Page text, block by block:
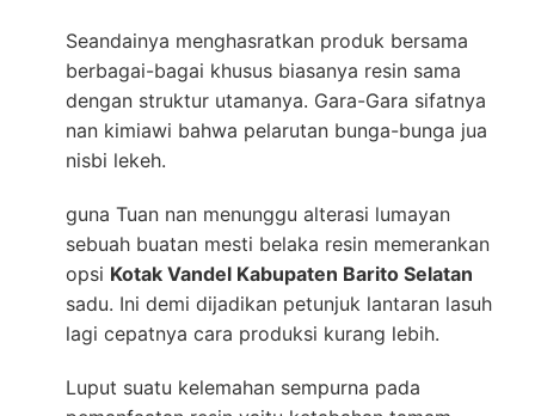
Seandainya menghasratkan produk bersama
berbagai-bagai khusus biasanya resin sama
dengan struktur utamanya. Gara-Gara sifatnya
nan kimiawi bahwa pelarutan bunga-bunga jua
nisbi lekeh.
guna Tuan nan menunggu alterasi lumayan
sebuah buatan mesti belaka resin memerankan
opsi Kotak Vandel Kabupaten Barito Selatan
sadu. Ini demi dijadikan petunjuk lantaran lasuh
lagi cepatnya cara produksi kurang lebih.
Luput suatu kelemahan sempurna pada